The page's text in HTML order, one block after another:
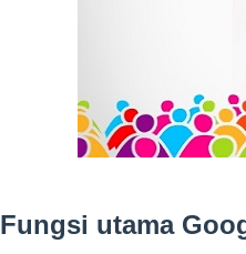
Fungsi utama